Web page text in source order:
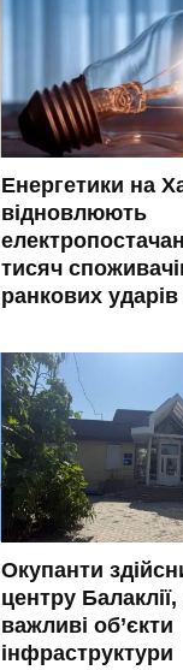
Енергетики на
відновлюють
тисяч
ранкових
Окупанти
центру
важливі об’єкти
інфраструктури